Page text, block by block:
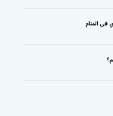
المنام